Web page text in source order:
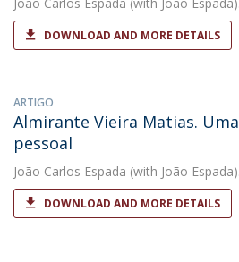
DOWNLOAD AND MORE DETAILS
ARTIGO
Almirante Vieira Matias.
pessoal
João Carlos Espada (with João
DOWNLOAD AND MORE DETAILS